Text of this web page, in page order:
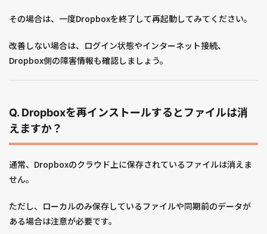
その場合は、一度Dropboxを終了して再起動してみてください。
改善しない場合は、ログイン状態やインターネット接続、
Dropbox側の障害情報も確認しましょう。
Q. Dropboxを再インストールするとファイルは消
えますか？
通常、Dropboxのクラウド上に保存されているファイルは消えま
せん。
ただし、ローカルのみ保存しているファイルや同期前のデータが
ある場合は注意が必要です。